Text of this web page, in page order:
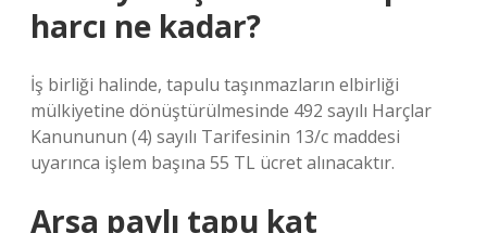
harcı ne kadar?
İş birliği halinde, tapulu taşınmazların elbirliği
mülkiyetine dönüştürülmesinde 492 sayılı Harçlar
Kanununun (4) sayılı Tarifesinin 13/c maddesi
uyarınca işlem başına 55 TL ücret alınacaktır.
Arsa paylı tapu kat